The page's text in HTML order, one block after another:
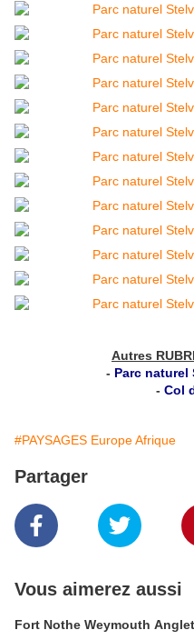
Autres
- Parc naturel
- Col
#PAYSAGES Europe Afrique
Partager
Vous aimerez aussi
Fort Nothe Weymouth